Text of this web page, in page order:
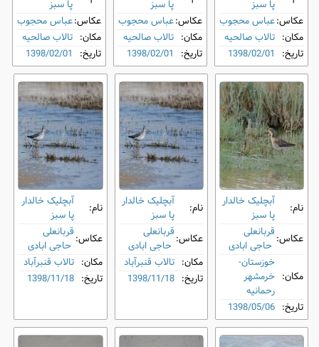
پا سبز
عکاس:عباس محجوب
مکان: تالاب صالحیه
تاریخ: 1398/02/01
پا سبز
عکاس:عباس محجوب
مکان: تالاب صالحیه
تاریخ: 1398/02/01
پا سبز
عکاس:عباس محجوب
مکان: تالاب صالحیه
تاریخ: 1398/02/01
نام:
آبچلیک خالدار
پا سبز
عکاس:قربانعلی
حاجی ابادی
مکان:
خوزستان-
خرمشهر
رحمانیه
تاریخ: 1398/05/06
نام:
آبچلیک خالدار
پا سبز
عکاس:قربانعلی
حاجی ابادی
مکان: تالاب قنبرآباد
تاریخ: 1398/11/18
نام:
آبچلیک خالدار
پا سبز
عکاس:قربانعلی
حاجی ابادی
مکان: تالاب قنبرآباد
تاریخ: 1398/11/18